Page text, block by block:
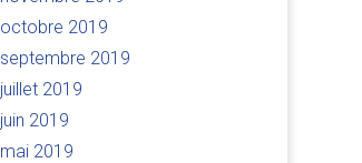
octobre 2019
septembre 2019
juillet 2019
juin 2019
mai 2019